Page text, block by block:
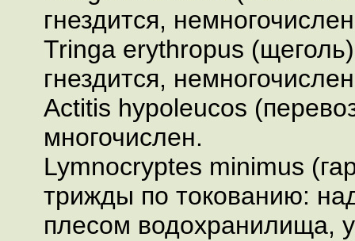
гнездится,
Tringa erythropus
гнездится,
Actitis hypoleucos
многочислен.
Lymnocryptes minimus
трижды по токованию:
плесом водохранилища,